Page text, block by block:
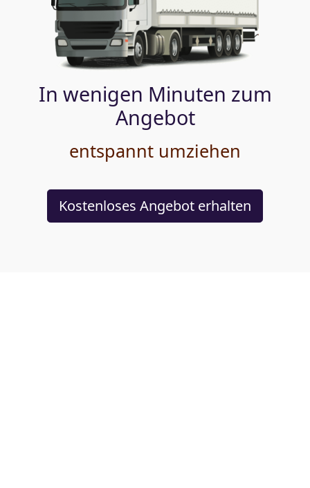
In wenigen Minuten zum
Angebot
entspannt umziehen
Kostenloses Angebot erhalten